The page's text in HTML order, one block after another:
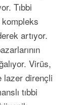
Tıbbi
artıyor.
Virüs,
lazer dirençli
tıbbi